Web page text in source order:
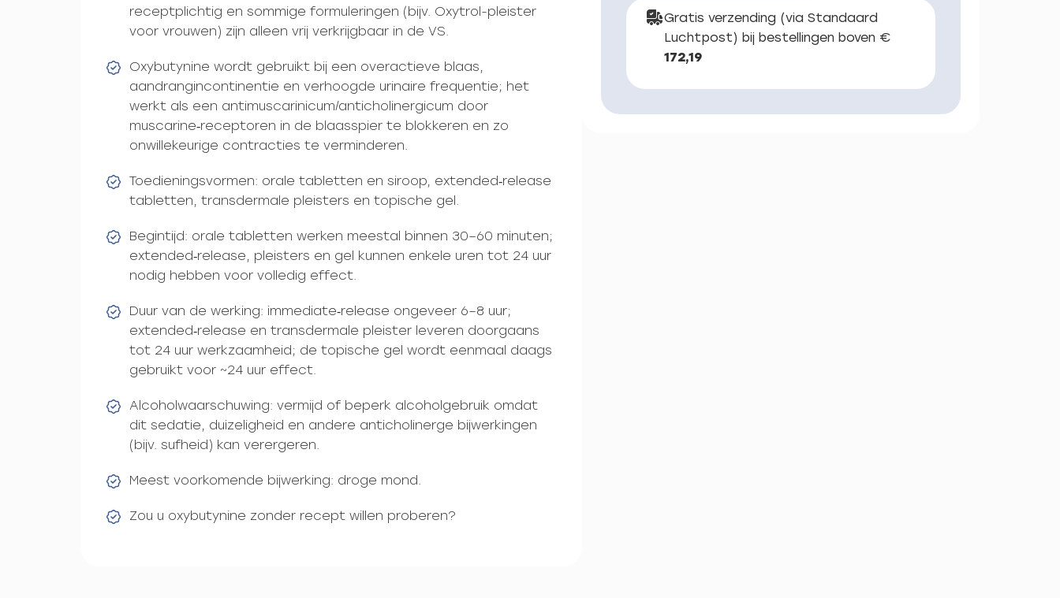
receptplichtig en sommige formuleringen (bijv. Oxytrol-pleister
voor vrouwen) zijn alleen vrij verkrijgbaar in de VS.
Oxybutynine wordt gebruikt bij een overactieve blaas,
aandrangincontinentie en verhoogde urinaire frequentie; het
werkt als een antimuscarinicum/anticholinergicum door
muscarine‑receptoren in de blaasspier te blokkeren en zo
onwillekeurige contracties te verminderen.
Toedieningsvormen: orale tabletten en siroop, extended‑release
tabletten, transdermale pleisters en topische gel.
Begintijd: orale tabletten werken meestal binnen 30–60 minuten;
extended‑release, pleisters en gel kunnen enkele uren tot 24 uur
nodig hebben voor volledig effect.
Duur van de werking: immediate‑release ongeveer 6–8 uur;
extended‑release en transdermale pleister leveren doorgaans
tot 24 uur werkzaamheid; de topische gel wordt eenmaal daags
gebruikt voor ~24 uur effect.
Alcoholwaarschuwing: vermijd of beperk alcoholgebruik omdat
dit sedatie, duizeligheid en andere anticholinerge bijwerkingen
(bijv. sufheid) kan verergeren.
Meest voorkomende bijwerking: droge mond.
Zou u oxybutynine zonder recept willen proberen?
Gratis verzending (via Standaard
Luchtpost) bij bestellingen boven €
172,19